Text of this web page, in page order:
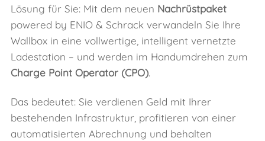
Lösung für Sie: Mit dem neuen Nachrüstpaket
powered by ENIO & Schrack verwandeln Sie Ihre
Wallbox in eine vollwertige, intelligent vernetzte
Ladestation – und werden im Handumdrehen zum
Charge Point Operator (CPO).
Das bedeutet: Sie verdienen Geld mit Ihrer
bestehenden Infrastruktur, profitieren von einer
automatisierten Abrechnung und behalten